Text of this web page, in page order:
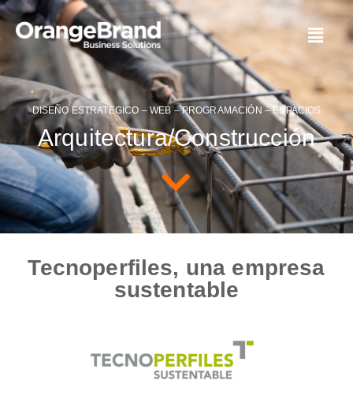
DISEÑO ESTRATEGICO – WEB – PROGRAMACIÓN – ESPACIOS
Arquitectura/Construcción
Tecnoperfiles, una empresa
sustentable